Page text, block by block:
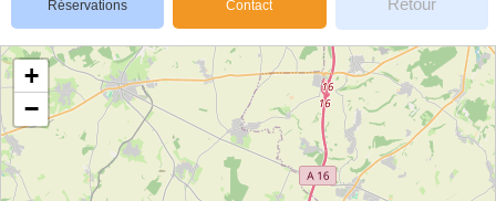
Réservations Contact Retour
+
−